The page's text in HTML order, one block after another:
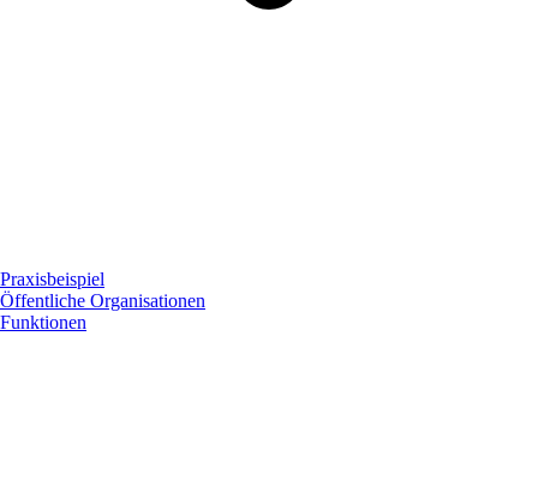
Praxisbeispiel
Öffentliche Organisationen
Funktionen